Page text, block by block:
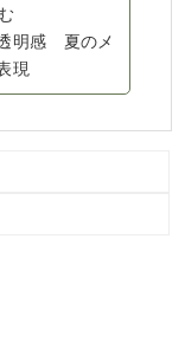
明感 夏のメ
現